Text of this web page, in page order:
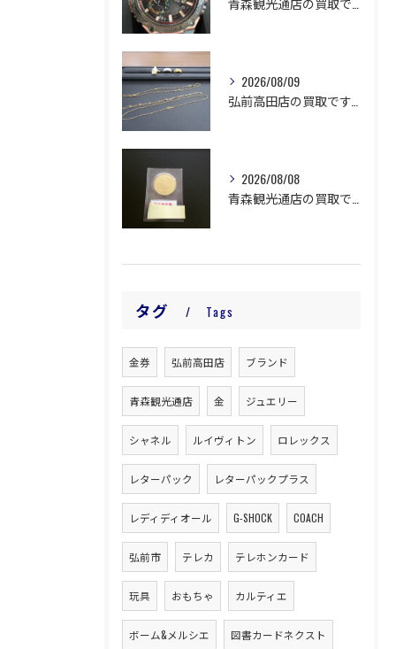
2026/08/09
2026/08/08
タグ Tags
金券 弘前高田店 ブランド
青森観光通店 金 ジュエリー
シャネル ルイヴィトン ロレックス
レターパック レターパックプラス
レディディオール G-SHOCK COACH
弘前市 テレカ テレホンカード
玩具 おもちゃ カルティエ
ボーム&メルシエ 図書カードネクスト